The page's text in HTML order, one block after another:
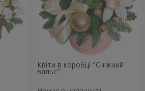
Квіти в коробці "Сніжний
вальс"